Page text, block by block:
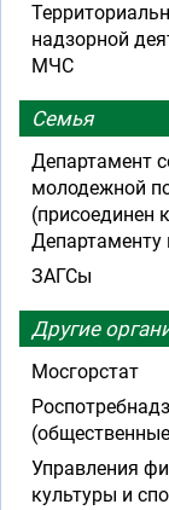
надзорной
МЧС
Семья
Департамент
молодежной
(присоединен к
Департаменту
ЗАГСы
Другие
Мосгорстат
Управления
культуры и